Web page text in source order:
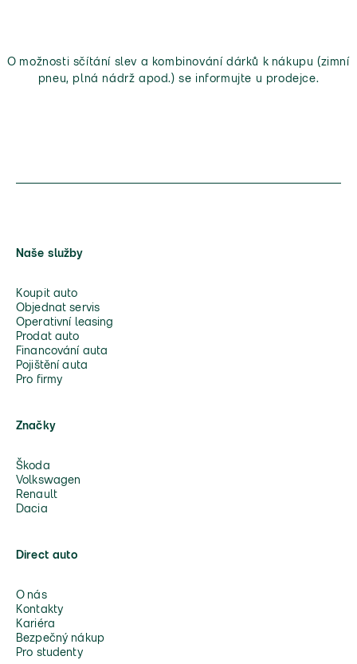
O možnosti sčítání slev a kombinování dárků k nákupu (zimní
pneu, plná nádrž apod.) se informujte u prodejce.
Naše služby
Koupit auto
Objednat servis
Operativní leasing
Prodat auto
Financování auta
Pojištění auta
Pro firmy
Značky
Škoda
Volkswagen
Renault
Dacia
Direct auto
O nás
Kontakty
Kariéra
Bezpečný nákup
Pro studenty